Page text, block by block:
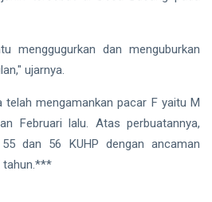
menggugurkan dan menguburkan
ujarnya.
telah mengamankan pacar F yaitu M
Februari lalu. Atas perbuatannya,
dan 56 KUHP dengan ancaman
tahun.***